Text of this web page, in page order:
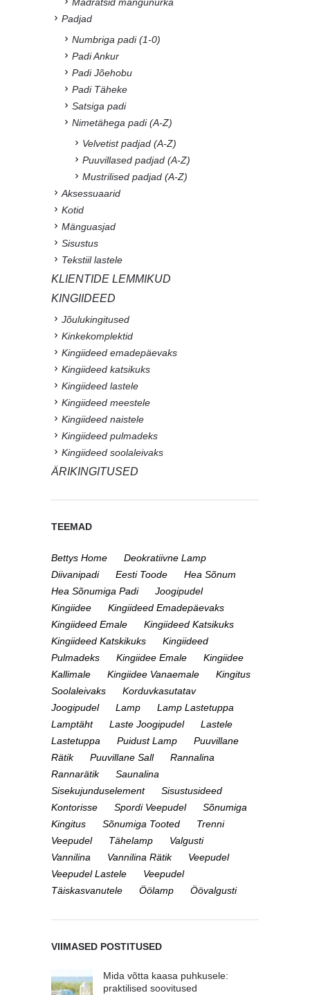
Padjad
Numbriga padi (1-0)
Padi Ankur
Padi Jõehobu
Padi Täheke
Satsiga padi
Nimetähega padi (A-Z)
Velvetist padjad (A-Z)
Puuvillased padjad (A-Z)
Mustrilised padjad (A-Z)
Aksessuaarid
Kotid
Mänguasjad
Sisustus
Tekstiil lastele
KLIENTIDE LEMMIKUD
KINGIIDEED
Jõulukingitused
Kinkekomplektid
Kingiideed emadepäevaks
Kingiideed katsikuks
Kingiideed lastele
Kingiideed meestele
Kingiideed naistele
Kingiideed pulmadeks
Kingiideed soolaleivaks
ÄRIKINGITUSED
TEEMAD
Bettys Home
Deokratiivne Lamp
Diivanipadi
Eesti Toode
Hea Sõnum
Hea Sõnumiga Padi
Joogipudel
Kingiidee
Kingiideed Emadepäevaks
Kingiideed Emale
Kingiideed Katsikuks
Kingiideed Katskikuks
Kingiideed
Pulmadeks
Kingiidee Emale
Kingiidee
Kallimale
Kingiidee Vanaemale
Kingitus
Soolaleivaks
Korduvkasutatav
Joogipudel
Lamp
Lamp Lastetuppa
Lamptäht
Laste Joogipudel
Lastele
Lastetuppa
Puidust Lamp
Puuvillane
Rätik
Puuvillane Sall
Rannalina
Rannarätik
Saunalina
Sisekujunduselement
Sisustusideed
Kontorisse
Spordi Veepudel
Sõnumiga
Kingitus
Sõnumiga Tooted
Trenni
Veepudel
Tähelamp
Valgusti
Vannilina
Vannilina Rätik
Veepudel
Veepudel Lastele
Veepudel
Täiskasvanutele
Öölamp Öövalgusti
VIIMASED POSTITUSED
Mida võtta kaasa puhkusele:
praktilised soovitused